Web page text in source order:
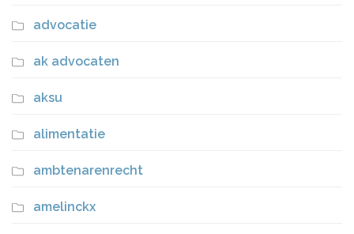
advocatie
ak advocaten
aksu
alimentatie
ambtenarenrecht
amelinckx